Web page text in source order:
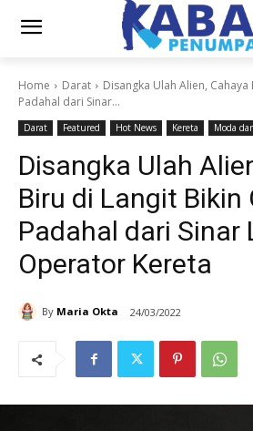
Home Darat
Disangka Ulah Alien,
Padahal dari Sinar...
Darat Featured Hot News Kereta Moda
Disangka Ulah
Biru di Langit Bikin
Padahal dari Sinar
Operator Kereta
By Maria Okta 24/03/2022